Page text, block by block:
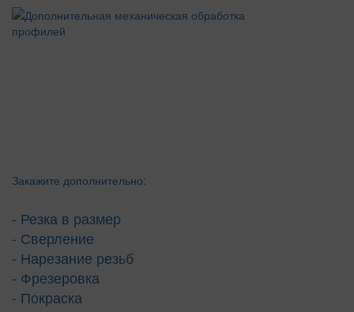
Закажите дополнительно:
- Резка в размер
- Сверление
- Нарезание резьб
- Фрезеровка
- Покраска